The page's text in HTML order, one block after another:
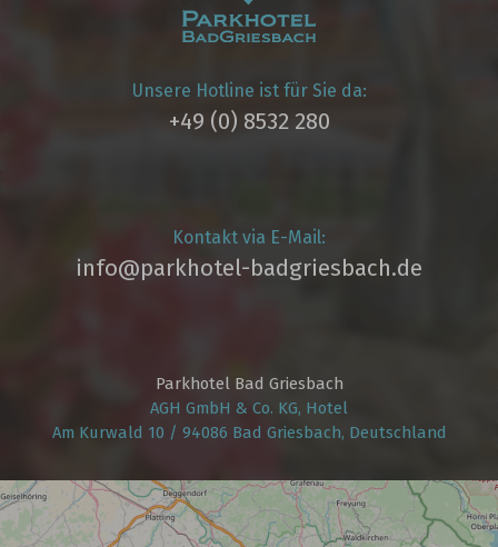
Unsere Hotline ist für Sie da:
+49 (0) 8532 280
Kontakt via E-Mail:
info@parkhotel­-badgriesbach.de
Parkhotel Bad Griesbach
AGH GmbH & Co. KG, Hotel
Am Kurwald 10 / 94086 Bad Griesbach, Deutschland